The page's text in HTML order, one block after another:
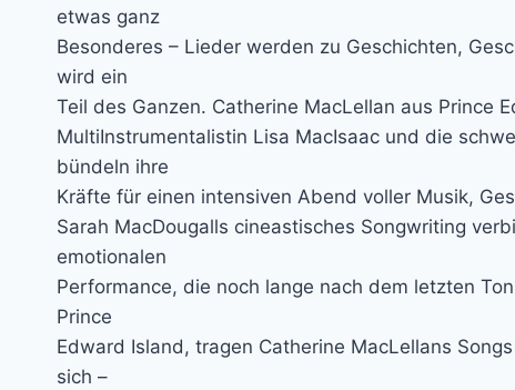
etwas ganz
Besonderes – Lieder werden zu Geschichten,
wird ein
Teil des Ganzen. Catherine MacLellan aus Prince
MultiInstrumentalistin Lisa MacIsaac und die
bündeln ihre
Kräfte für einen intensiven Abend voller Musik,
Sarah MacDougalls cineastisches Songwriting
emotionalen
Performance, die noch lange nach dem letzten
Prince
Edward Island, tragen Catherine MacLellans
sich –